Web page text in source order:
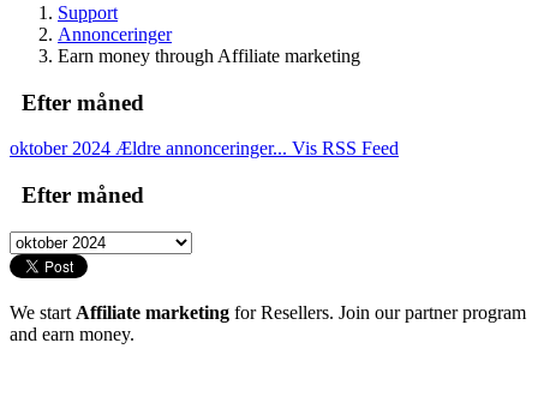
Support
Annonceringer
Earn money through Affiliate marketing
Efter måned
oktober 2024 Ældre annonceringer... Vis RSS Feed
Efter måned
We start Affiliate marketing for Resellers. Join our partner program
and earn money.